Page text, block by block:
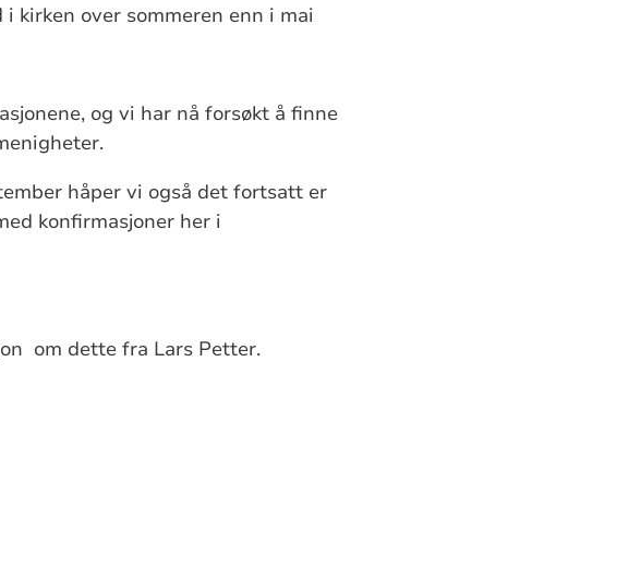
kirken over sommeren enn i mai
og vi har nå forsøkt å finne
håper vi også det fortsatt er
konfirmasjoner her i
om dette fra Lars Petter.